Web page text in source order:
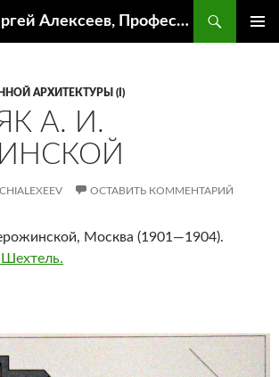
Архитектор Сергей Алексеев, Профессор кафедры ИА и АР ААИ ЮФУ
АРХИТЕКТУРЫ (I)
А. И.
ОСТАВИТЬ КОММЕНТАРИЙ
Москва (1901—1904).